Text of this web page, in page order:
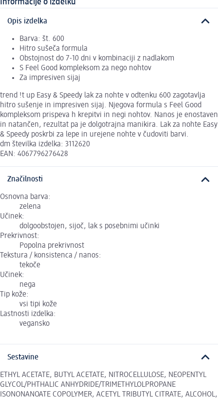
Informacije o izdelku
Opis izdelka
Barva: št. 600
Hitro sušeča formula
Obstojnost do 7-10 dni v kombinaciji z nadlakom
S Feel Good kompleksom za nego nohtov
Za impresiven sijaj
trend !t up Easy & Speedy lak za nohte v odtenku 600 zagotavlja
hitro sušenje in impresiven sijaj. Njegova formula s Feel Good
kompleksom prispeva h krepitvi in negi nohtov. Nanos je enostaven
in natančen, rezultat pa je dolgotrajna manikira. Lak za nohte Easy
& Speedy poskrbi za lepe in urejene nohte v čudoviti barvi.
dm številka izdelka: 3112620
EAN: 4067796276428
Značilnosti
Osnovna barva:
zelena
Učinek:
dolgoobstojen, sijoč, lak s posebnimi učinki
Prekrivnost:
Popolna prekrivnost
Tekstura / konsistenca / nanos:
tekoče
Učinek:
nega
Tip kože:
vsi tipi kože
Lastnosti izdelka:
vegansko
Sestavine
ETHYL ACETATE, BUTYL ACETATE, NITROCELLULOSE, NEOPENTYL
GLYCOL/PHTHALIC ANHYDRIDE/TRIMETHYLOLPROPANE
ISONONANOATE COPOLYMER, ACETYL TRIBUTYL CITRATE, ALCOHOL,